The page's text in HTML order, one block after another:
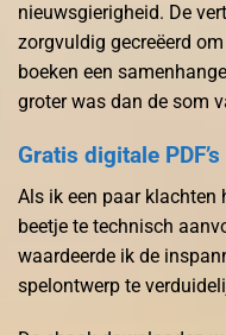
nieuwsgierigheid. De
zorgvuldig gecreëerd
boeken een
groter was dan de som
Gratis digitale
Als ik een paar klachten
beetje te technisch
waardeerde ik de
spelontwerp te